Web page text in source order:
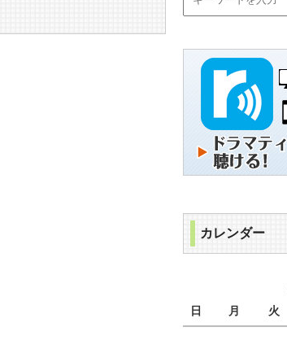
カレンダー
日
月 火